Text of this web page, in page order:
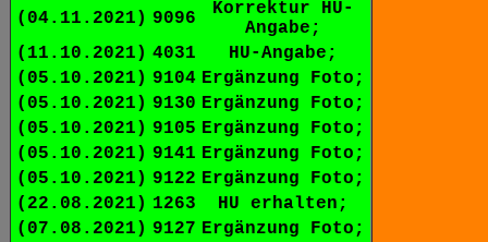
(04.11.2021) 9096
Korrektur HU-
Angabe;
(11.10.2021) 4031
HU-Angabe;
(05.10.2021) 9104 Ergänzung Foto;
(05.10.2021) 9130 Ergänzung Foto;
(05.10.2021) 9105 Ergänzung Foto;
(05.10.2021) 9141 Ergänzung Foto;
(05.10.2021) 9122 Ergänzung Foto;
(22.08.2021) 1263
HU erhalten;
(07.08.2021) 9127 Ergänzung Foto;